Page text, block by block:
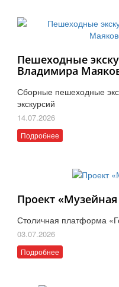
Пешеходные
Владимира
Сборные пешеходные
экскурсий
14.07.2026
Подробнее
Проект
Столичная платформа
03.07.2026
Подробнее